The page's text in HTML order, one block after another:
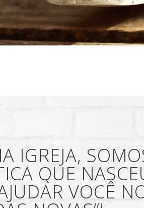
IGREJA,
QUE
VOCÊ